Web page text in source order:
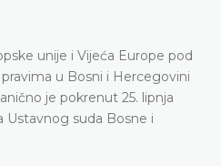
unije i Vijeća Europe pod
u Bosni i Hercegovini
je pokrenut 25. lipnja
Ustavnog suda Bosne i